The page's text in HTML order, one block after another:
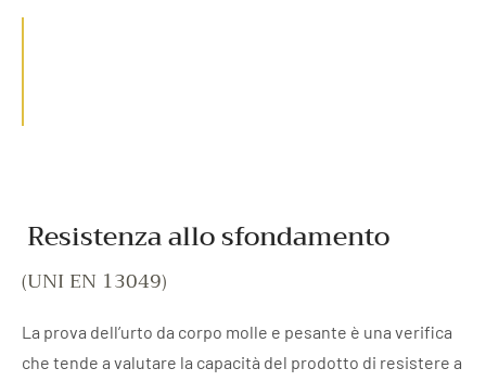
Resistenza allo sfondamento
(UNI EN 13049)
La prova dell’urto da corpo molle e pesante è una verifica
che tende a valutare la capacità del prodotto di resistere a